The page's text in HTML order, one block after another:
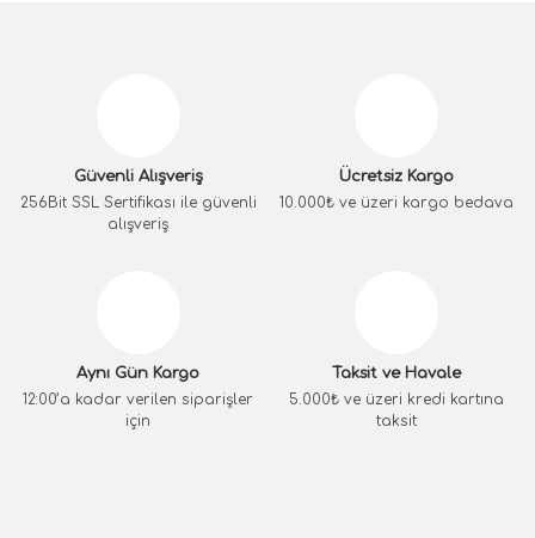
Güvenli Alışveriş
256Bit SSL Sertifikası ile güvenli
alışveriş
Ücretsiz Kargo
10.000₺ ve üzeri kargo bedava
Aynı Gün Kargo
12:00’a kadar verilen siparişler
için
Taksit ve Havale
5.000₺ ve üzeri kredi kartına
taksit